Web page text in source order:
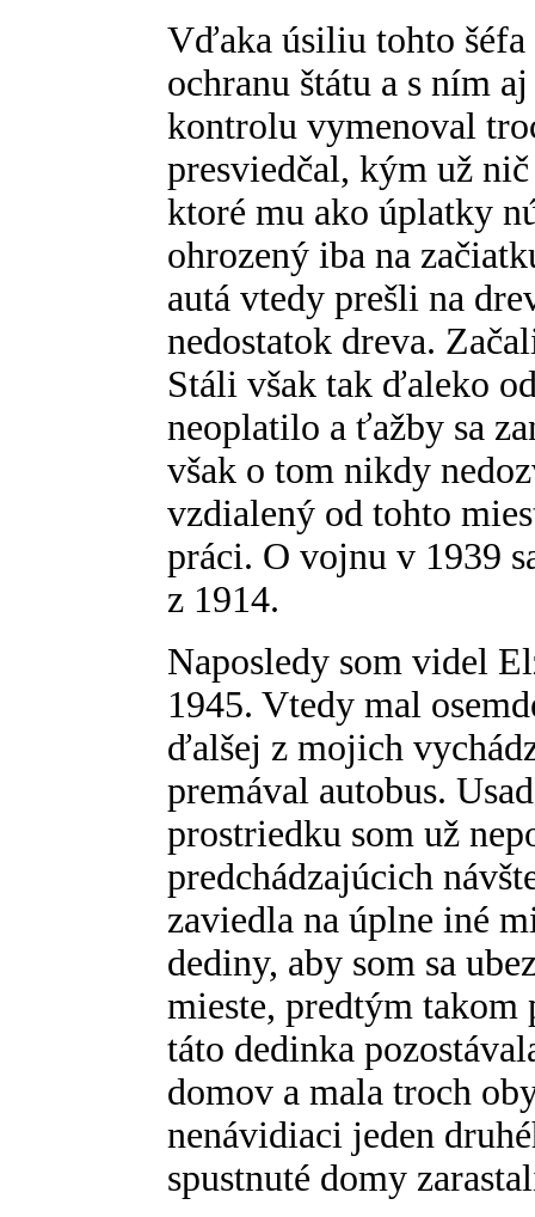
Vďaka úsiliu tohto šéfa
ochranu štátu a s ním
kontrolu vymenoval
presviedčal, kým už
ktoré mu ako úplatky
ohrozený iba na
autá vtedy prešli na
nedostatok dreva.
Stáli však tak ďaleko
neoplatilo a ťažby sa
však o tom nikdy
vzdialený od tohto
práci. O vojnu v 1939
z 1914.
Naposledy som videl
1945. Vtedy mal
ďalšej z mojich
premával autobus.
prostriedku som už
predchádzajúcich
zaviedla na úplne iné
dediny, aby som sa
mieste, predtým takom
táto dedinka
domov a mala troch
nenávidiaci jeden
spustnuté domy